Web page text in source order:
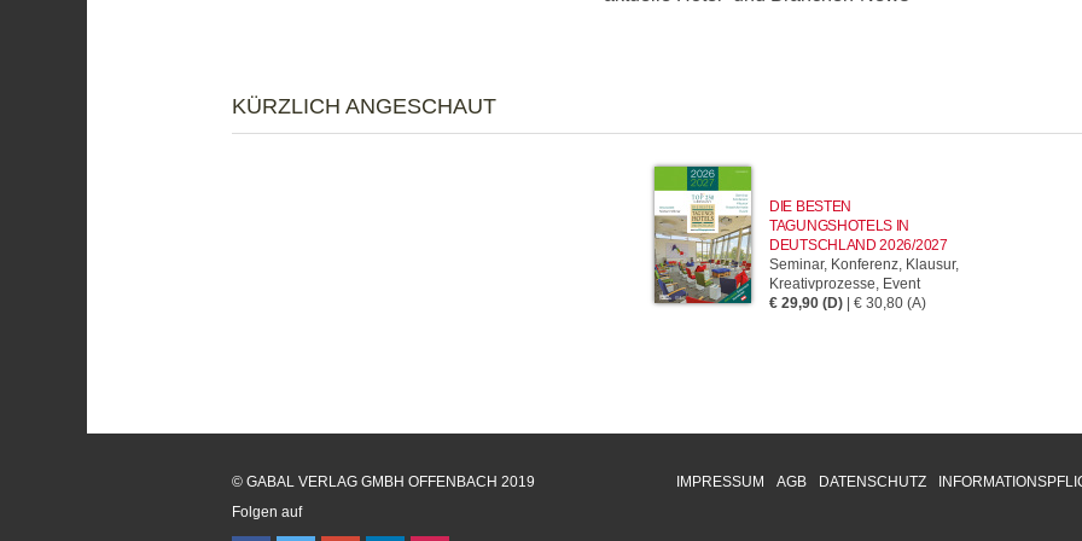
KÜRZLICH ANGESCHAUT
DIE BESTEN
TAGUNGSHOTELS IN
DEUTSCHLAND 2026/2027
Seminar, Konferenz, Klausur,
Kreativprozesse, Event
€ 29,90 (D) | € 30,80 (A)
IMPRESSUM AGB DATENSCHUTZ
© GABAL VERLAG GMBH OFFENBACH 2019
Folgen auf